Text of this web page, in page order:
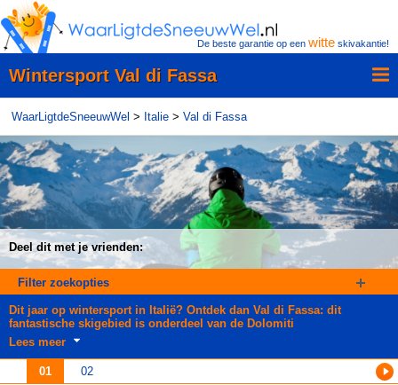
De beste garantie op een witte skivakantie!
Wintersport Val di Fassa
WaarLigtdeSneeuwWel > Italie > Val di Fassa
Deel dit met je vrienden:
Filter zoekopties
Dit jaar op wintersport in Italië? Ontdek dan Val di Fassa: dit
fantastische skigebied is onderdeel van de Dolomiti
Lees meer
01 02